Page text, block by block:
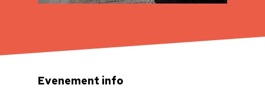
Evenement info